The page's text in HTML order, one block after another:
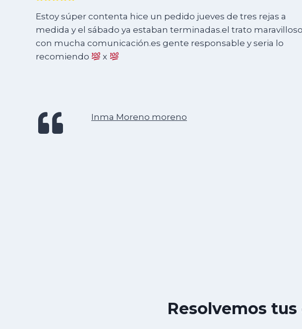
Estoy súper contenta hice un pedido jueves de tres rejas a
medida y el sábado ya estaban terminadas.el trato maravilloso
con mucha comunicación.es gente responsable y seria lo
recomiendo
x
Inma Moreno moreno
Resolvemos